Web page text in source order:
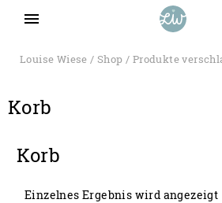
menu
Louise Wiese / Shop / Produkte
Korb
Korb
Einzelnes Ergebnis wird angezeigt